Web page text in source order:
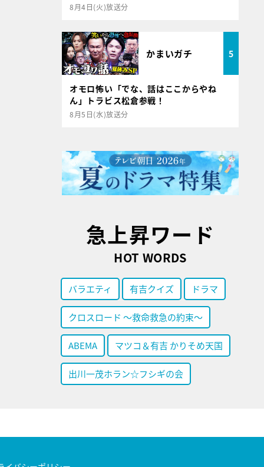
8月4日(火)放送分
かまいガチ 5
オモロ怖い「でな、話はここからやね
ん」トラビス松倉参戦！
8月5日(水)放送分
急上昇ワード
HOT WORDS
バラエティ 有吉クイズ ドラマ
クロスロード ～救命救急の約束～
ABEMA マツコ＆有吉 かりそめ天国
出川一茂ホラン☆フシギの会